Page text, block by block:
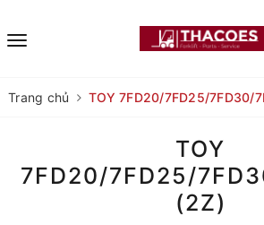
Trang chủ TOY 7FD20/7FD25/7FD30/
TOY
7FD20/7FD25/
(2Z)